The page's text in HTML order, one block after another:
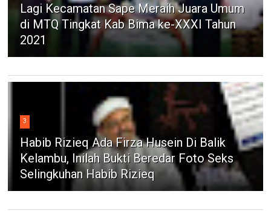
Lagi Kecamatan Sape Meraih Juara Umum
di MTQ Tingkat Kab Bima ke-XXXI Tahun
2021
3
Habib Rizieq Ada Firza Husein Di Balik
Kelambu, Inilah Bukti Beredar Foto Seks
Selingkuhan Habib Rizieq